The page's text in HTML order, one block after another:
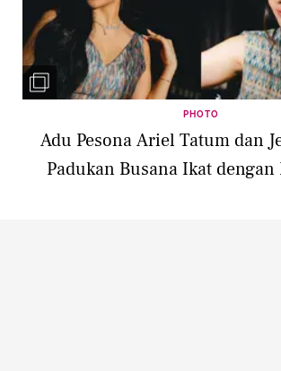
PHOTO
Adu Pesona Ariel Tatum dan
Padukan Busana Ikat dengan